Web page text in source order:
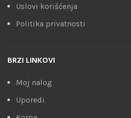
Uslovi korišćenja
Politika privatnosti
BRZI LINKOVI
Moj nalog
Uporedi